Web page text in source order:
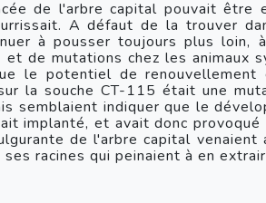
de l'arbre capital pouvait être
A défaut de la trouver
à pousser toujours plus loin,
de mutations chez les animaux
le potentiel de renouvellement
semblaient indiquer que le
implanté, et avait donc provoqué
de l'arbre capital venaient
racines qui peinaient à en